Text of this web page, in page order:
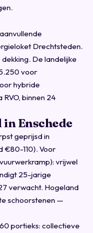
Drechtsteden.
De landelijke
voor
hybride
binnen 24
Enschede
geprijsd in
€80-110). Voor
vrijwel
25-jarige
verwacht. Hogeland
schoorstenen —
portieks: collectieve